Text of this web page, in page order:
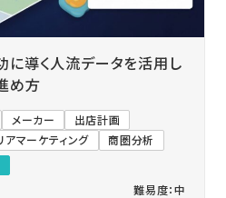
導く人流データを活用し
め方
メーカー
出店計画
アマーケティング
商圏分析
難易度：中